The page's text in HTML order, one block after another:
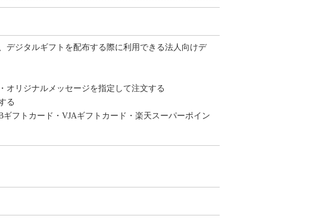
デジタルギフトを配布する際に利用できる法人向けデ
オリジナルメッセージを指定して注文する
る
フトカード・VJAギフトカード・楽天スーパーポイン